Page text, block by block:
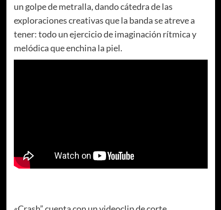
un golpe de metralla, dando cátedra de las
exploraciones creativas que la banda se atreve a
tener: todo un ejercicio de imaginación rítmica y
melódica que enchina la piel.